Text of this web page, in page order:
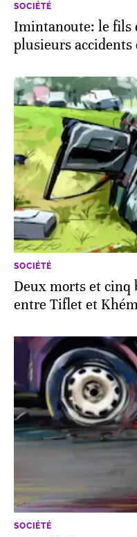
SOCIÉTÉ
Imintanoute: le fils
plusieurs accidents
SOCIÉTÉ
Deux morts et cinq
entre Tiflet et
SOCIÉTÉ